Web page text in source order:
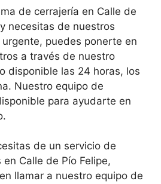
de cerrajería en Calle de
necesitas de nuestros
puedes ponerte en
a través de nuestro
disponible las 24 horas, los
Nuestro equipo de
para ayudarte en
de un servicio de
Calle de Pío Felipe,
llamar a nuestro equipo de